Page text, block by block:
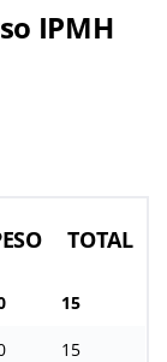
IPMH
TOTAL
15
15